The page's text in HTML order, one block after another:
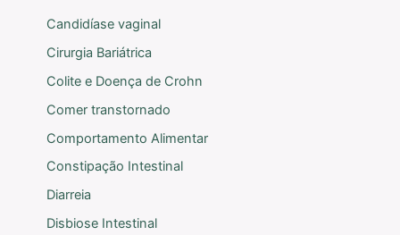
Candidíase vaginal
Cirurgia Bariátrica
Colite e Doença de Crohn
Comer transtornado
Comportamento Alimentar
Constipação Intestinal
Diarreia
Disbiose Intestinal